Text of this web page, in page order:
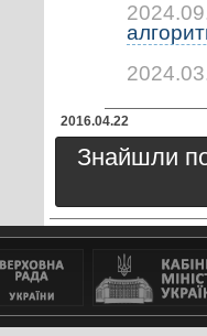
2016.04.22
Знайшли